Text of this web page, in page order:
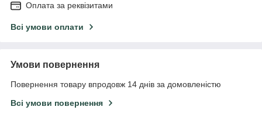
Оплата за реквізитами
Всі умови оплати
Умови повернення
Повернення товару впродовж 14 днів за домовленістю
Всі умови повернення